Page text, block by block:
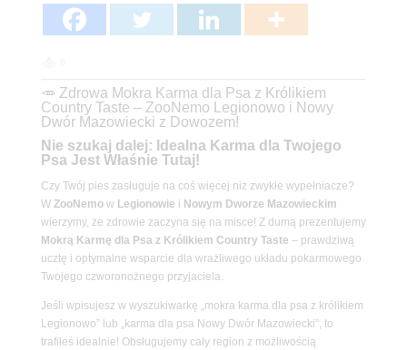
🥕 Zdrowa Mokra Karma dla Psa z Królikiem
Country Taste – ZooNemo Legionowo i Nowy
Dwór Mazowiecki z Dowozem!
Nie szukaj dalej: Idealna Karma dla Twojego
Psa Jest Właśnie Tutaj!
Czy Twój pies zasługuje na coś więcej niż zwykłe wypełniacze?
W ZooNemow Legionowie i Nowym Dworze Mazowieckim
wierzymy, że zdrowie zaczyna się na misce! Z dumą prezentujemy
Mokrą Karmę dla Psa z Królikiem Country Taste – prawdziwą
ucztę i optymalne wsparcie dla wrażliwego układu pokarmowego
Twojego czworonożnego przyjaciela.
Jeśli wpisujesz w wyszukiwarkę „mokra karma dla psa z królikiem
Legionowo” lub „karma dla psa Nowy Dwór Mazowiecki”, to
trafiłeś idealnie! Obsługujemy cały region z możliwością